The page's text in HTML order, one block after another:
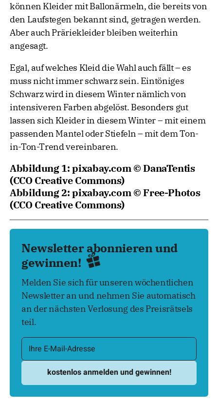
können Kleider mit Ballonärmeln, die bereits von
den Laufstegen bekannt sind, getragen werden.
Aber auch Präriekleider bleiben weiterhin
angesagt.
Egal, auf welches Kleid die Wahl auch fällt – es
muss nicht immer schwarz sein. Eintöniges
Schwarz wird in diesem Winter nämlich von
intensiveren Farben abgelöst. Besonders gut
lassen sich Kleider in diesem Winter – mit einem
passenden Mantel oder Stiefeln – mit dem Ton-
in-Ton-Trend vereinbaren.
Abbildung 1: pixabay.com © DanaTentis
(CCO Creative Commons)
Abbildung 2: pixabay.com © Free-Photos
(CCO Creative Commons)
Newsletter abonnieren und
gewinnen!
Melden Sie sich für unseren wöchentlichen
Newsletter an und nehmen Sie automatisch
an der nächsten Verlosung des Preisrätsels
teil.